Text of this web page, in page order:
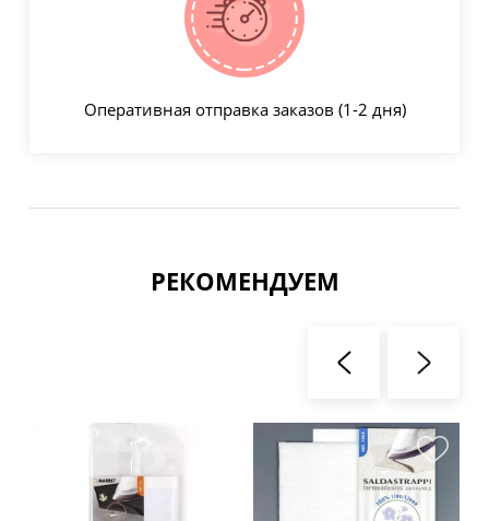
Оперативная отправка заказов (1-2 дня)
РЕКОМЕНДУЕМ